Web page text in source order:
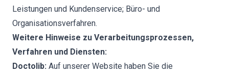
Leistungen und Kundenservice; Büro- und
Organisationsverfahren.
Weitere Hinweise zu Verarbeitungsprozessen,
Verfahren und Diensten:
Doctolib: Auf unserer Website haben Sie die